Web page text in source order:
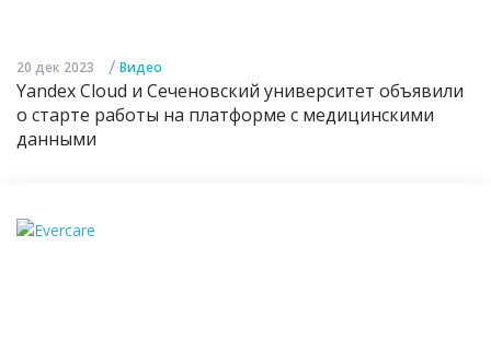
20 дек 2023 / Видео
Yandex Cloud и Сеченовский университет объявили
о старте работы на платформе с медицинскими
данными